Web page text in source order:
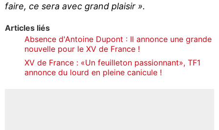
faire, ce sera avec grand plaisir ».
Articles liés
Absence d'Antoine Dupont : Il annonce une grande
nouvelle pour le XV de France !
XV de France : «Un feuilleton passionnant», TF1
annonce du lourd en pleine canicule !